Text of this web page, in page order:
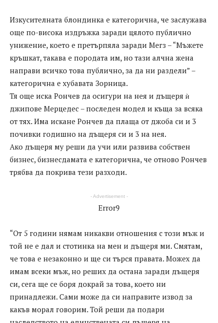
Изкусителната блондинка е категорична, че заслужава
още по-висока издръжка заради цялото публично
унижение, което е претърпяла заради Мегз – “Мъжете
кръшкат, такава е породата им, но тази алчна жена
направи всичко това публично, за да ни раздели” –
категорична е хубавата Зорница.
Тя още иска Рончев да осигури на нея и дъщеря ѝ
джипове Мерцедес – последен модел и къща за всяка
от тях. Има искане Рончев да плаща от джоба си и 3
почивки годишно на дъщеря си и 3 на нея.
Ако дъщеря му реши да учи или развива собствен
бизнес, бизнесдамата е категорична, че отново Рончев
трябва да покрива тези разходи.
- Advertisement -
Error9
“От 5 години нямам никакви отношения с този мъж и
той не е дал и стотинка на мен и дъщеря ми. Смятам,
че това е незаконно и ще си търся правата. Можех да
имам всеки мъж, но реших да остана заради дъщеря
си, сега ще се боря докрай за това, което ни
принадлежи. Сами може да си направите извод за
какъв морал говорим. Той реши да подари